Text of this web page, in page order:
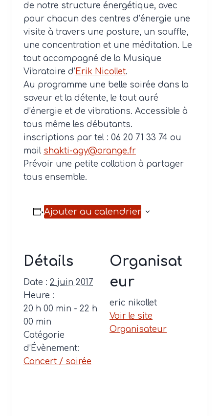
de notre structure énergétique, avec
pour chacun des centres d’énergie une
visite à travers une posture, un souffle,
une concentration et une méditation. Le
tout accompagné de la Musique
Vibratoire d’ Erik Nicollet.
Au programme une belle soirée dans la
saveur et la détente, le tout auré
d’énergie et de vibrations. Accessible à
tous même les débutants.
inscriptions par tel : 06 20 71 33 74 ou
mail shakti-agy@orange.fr
Prévoir une petite collation à partager
tous ensemble.
Ajouter au calendrier
Détails
Date : 2 juin 2017
Heure :
20 h 00 min - 22 h
00 min
Catégorie
d’Évènement:
Concert / soirée
Organisat
eur
eric nikollet
Voir le site
Organisateur